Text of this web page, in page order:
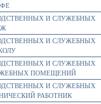
И СЛУЖЕБНЫХ
И СЛУЖЕБНЫХ
И СЛУЖЕБНЫХ
ПОМЕЩЕНИЙ
И СЛУЖЕБНЫХ
РАБОТНИК